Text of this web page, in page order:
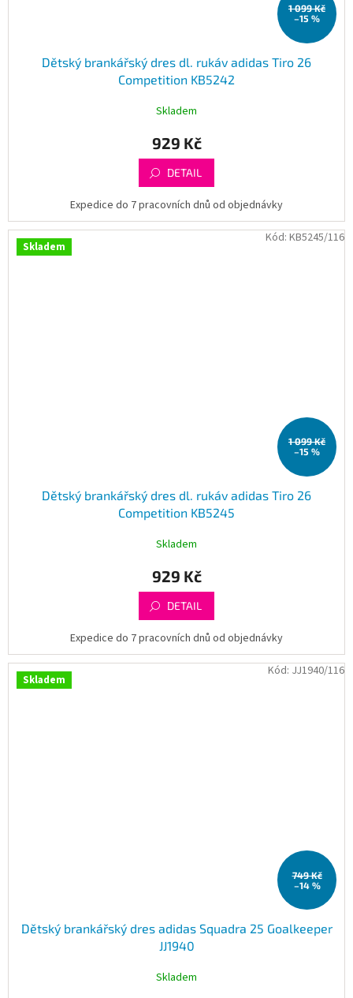
1 099 Kč
–15 %
Dětský brankářský dres dl. rukáv adidas Tiro 26
Competition KB5242
Skladem
929 Kč
DETAIL
Expedice do 7 pracovních dnů od objednávky
Skladem
1 099 Kč
–15 %
Dětský brankářský dres dl. rukáv adidas Tiro 26
Competition KB5245
Skladem
929 Kč
DETAIL
Expedice do 7 pracovních dnů od objednávky
Kód: KB5245/116
Skladem
749 Kč
–14 %
Dětský brankářský dres adidas Squadra 25 Goalkeeper
JJ1940
Skladem
Kód: JJ1940/116